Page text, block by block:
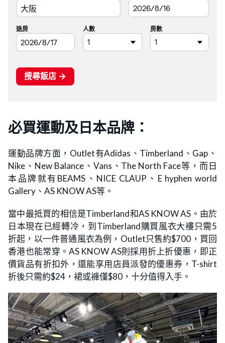
必買運動及日本品牌：
運動品牌方面，Outlet有Adidas、Timberland、Gap、
Nike、New Balance、Vans、The North Face等，而日
本品牌就有BEAMS、NICE CLAUP、E hyphen world
Gallery、AS KNOW AS等。
當中最抵買的相信是Timberland和AS KNOW AS。由於
日本現在已經轉冷，到Timberland購買風衣大褸只需5
折起，以一件普通風衣為例，Outlet只售約$700，買回
香港也能常穿。AS KNOW AS則採用折上折優惠，即正
價貨品有折扣外，還能享用店員派發的優惠券，T-shirt
折後只需約$24，裙或褲僅$80，十分值得入手。